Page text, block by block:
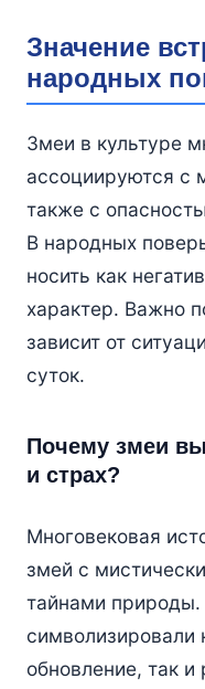
Значение
народных
Змеи в культуре
ассоциируются с
также с
В народных
носить как
характер. Важно
зависит от
суток.
Почему змеи
и страх?
Многовековая
змей с
тайнами природы.
символизировали
обновление, так